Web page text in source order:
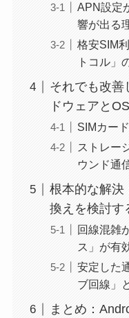
APN設定
響が出る
格安SIM
トコル」
それでも改善
ドウェアと
SIMカー
ストレー
ウンド通
根本的な解決
換えを検討す
回線混雑
ス」が有
安定した
ブ回線」
まとめ：